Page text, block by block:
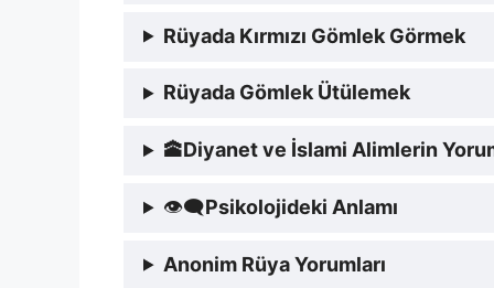
Rüyada Kırmızı Gömlek Görmek
Rüyada Gömlek Ütülemek
🕋Diyanet ve İslami Alimlerin
👁‍🗨Psikolojideki Anlamı
Anonim Rüya Yorumları